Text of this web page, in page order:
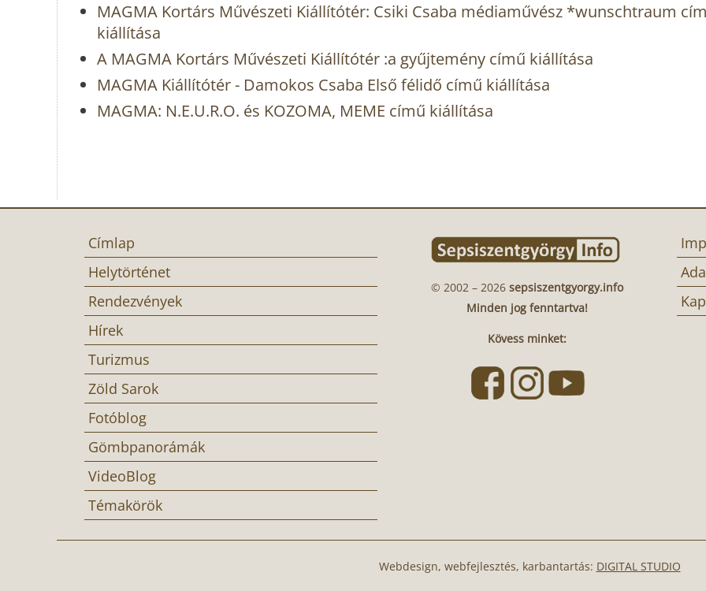
MAGMA Kortárs Művészeti Kiállítótér: Csiki Csaba médiaművész *wunschtraum
kiállítása
A MAGMA Kortárs Művészeti Kiállítótér :a gyűjtemény című kiállítása
MAGMA Kiállítótér - Damokos Csaba Első félidő című kiállítása
MAGMA: N.E.U.R.O. és KOZOMA, MEME című kiállítása
Címlap
Helytörténet
Rendezvények
Hírek
Turizmus
Zöld Sarok
Fotóblog
Gömbpanorámák
VideoBlog
Témakörök
© 2002 – 2026 sepsiszentgyorgy.info
Minden jog fenntartva!
Kövess minket:
Webdesign, webfejlesztés, karbantartás: DIGITAL STUDIO